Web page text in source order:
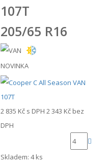
107T
205/65 R16
NOVINKA
2 835 Kč s DPH 2 343 Kč bez
DPH
Skladem: 4 ks